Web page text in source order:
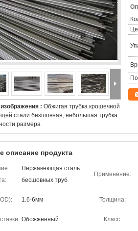
: Обжигая трубка крошечной
стали безшовная, небольшая трубка
размера
описание продукта
Нержавеющая сталь
бесшовных труб
Применение:
1.6-6мм Толщина:
Обожженный Класс: